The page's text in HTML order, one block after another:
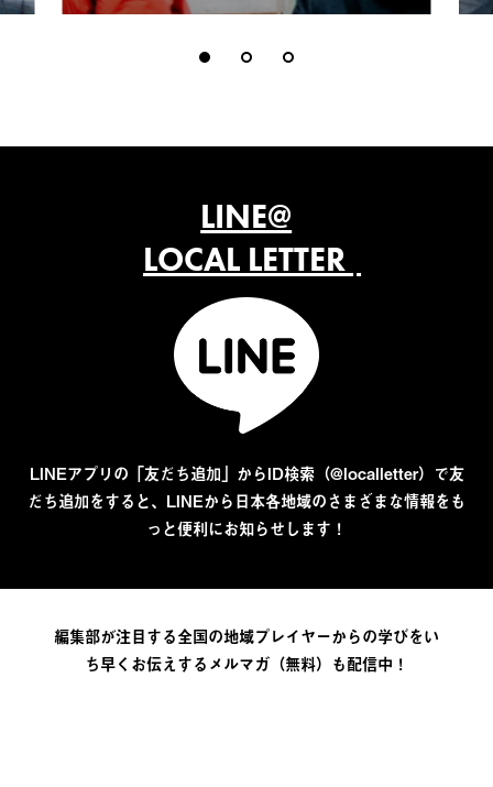
LINE@
LOCAL LETTER
LINEアプリの「友だち追加」からID検索（@localletter）で友
だち追加をすると、LINEから日本各地域のさまざまな情報をも
っと便利にお知らせします！
編集部が注目する全国の地域プレイヤーからの学びをい
ち早くお伝えするメルマガ（無料）も配信中！